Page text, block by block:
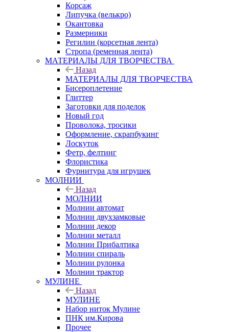
Корсаж
Липучка (велькро)
Окантовка
Размерники
Регилин (корсетная лента)
Стропа (ременная лента)
МАТЕРИАЛЫ ДЛЯ ТВОРЧЕСТВА
Назад
МАТЕРИАЛЫ ДЛЯ ТВОРЧЕСТВА
Бисероплетение
Глиттер
Заготовки для поделок
Новый год
Проволока, тросики
Оформление, скрапбукинг
Лоскуток
Фетр, фелтинг
Флористика
Фурнитура для игрушек
МОЛНИИ
Назад
МОЛНИИ
Молнии автомат
Молнии двухзамковые
Молнии декор
Молнии металл
Молнии Прибалтика
Молнии спираль
Молнии рулонка
Молнии трактор
МУЛИНЕ
Назад
МУЛИНЕ
Набор ниток Мулине
ПНК им.Кирова
Прочее